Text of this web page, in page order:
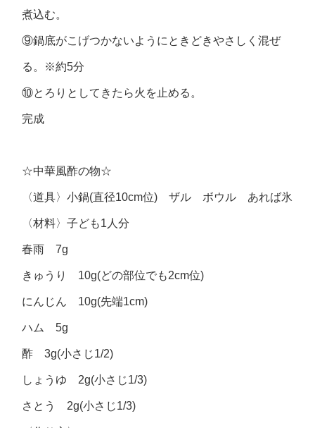
煮込む。
⑨鍋底がこげつかないようにときどきやさしく混ぜ
る。※約5分
⑩とろりとしてきたら火を止める。
完成
☆中華風酢の物☆
〈道具〉小鍋(直径10cm位) ザル ボウル あれば氷
〈材料〉子ども1人分
春雨 7g
きゅうり 10g(どの部位でも2cm位)
にんじん 10g(先端1cm)
ハム 5g
酢 3g(小さじ1/2)
しょうゆ 2g(小さじ1/3)
さとう 2g(小さじ1/3)